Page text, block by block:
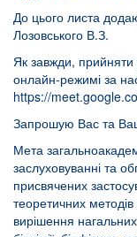
До цього листа
Лозовського В.З.
Як завжди, прийняти
онлайн-режимі за
https://
Запрошую Вас та
Мета
заслуховуванні та
присвячених
теоретичних
вирішення